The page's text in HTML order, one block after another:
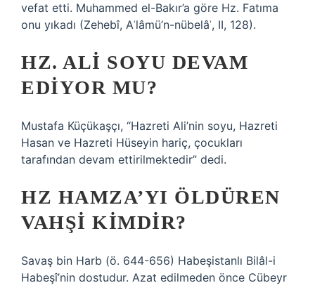
vefat etti. Muhammed el-Bakır’a göre Hz. Fatıma
onu yıkadı (Zehebî, Aʿlâmü’n-nübelâʾ, II, 128).
HZ. ALI SOYU DEVAM
EDIYOR MU?
Mustafa Küçükaşçı, “Hazreti Ali’nin soyu, Hazreti
Hasan ve Hazreti Hüseyin hariç, çocukları
tarafından devam ettirilmektedir” dedi.
HZ HAMZA’YI ÖLDÜREN
VAHŞI KIMDIR?
Savaş bin Harb (ö. 644-656) Habeşistanlı Bilâl-i
Habeşî’nin dostudur. Azat edilmeden önce Cübeyr